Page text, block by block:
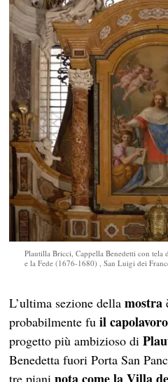
Plautilla Bricci, Cappella Benedetti con
e la Fede (1676-1680) , San Luigi dei
L’ultima sezione dellamostra
probabilmente fuil
progetto più ambizioso di
Benedetta fuori Porta San
tre piani